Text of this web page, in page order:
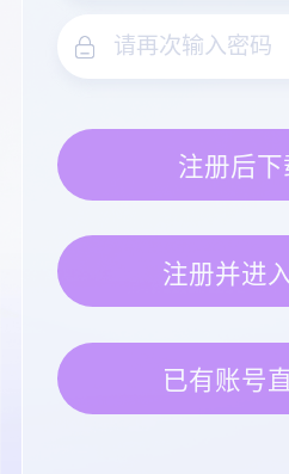
注册后下
注册并进
已有账号